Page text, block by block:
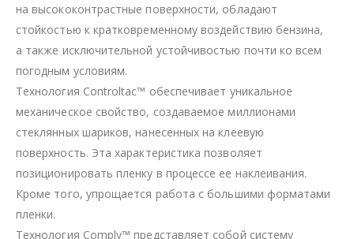
на высококонтрастные поверхности, обладают
стойкостью к кратковременному воздействию бензина,
а также исключительной устойчивостью почти ко всем
погодным условиям.
Технология Controltac™ обеспечивает уникальное
механическое свойство, создаваемое миллионами
стеклянных шариков, нанесенных на клеевую
поверхность. Эта характеристика позволяет
позиционировать пленку в процессе ее наклеивания.
Кроме того, упрощается работа с большими форматами
пленки.
Технология Comply™ представляет собой систему